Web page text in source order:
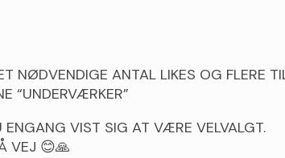
NØDVENDIGE ANTAL LIKES OG FLERE
“UNDERVÆRKER”
ENGANG VIST SIG AT VÆRE VELVALGT.
VEJ 😊🙏